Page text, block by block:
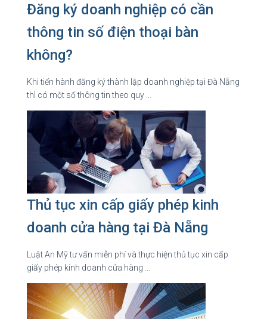
Đăng ký doanh nghiệp có cần
thông tin số điện thoại bàn
không?
Khi tiến hành đăng ký thành lập doanh nghiệp tại Đà Nẵng
thì có một số thông tin theo quy …
Thủ tục xin cấp giấy phép kinh
doanh cửa hàng tại Đà Nẵng
Luật An Mỹ tư vấn miễn phí và thực hiện thủ tục xin cấp
giấy phép kinh doanh cửa hàng …